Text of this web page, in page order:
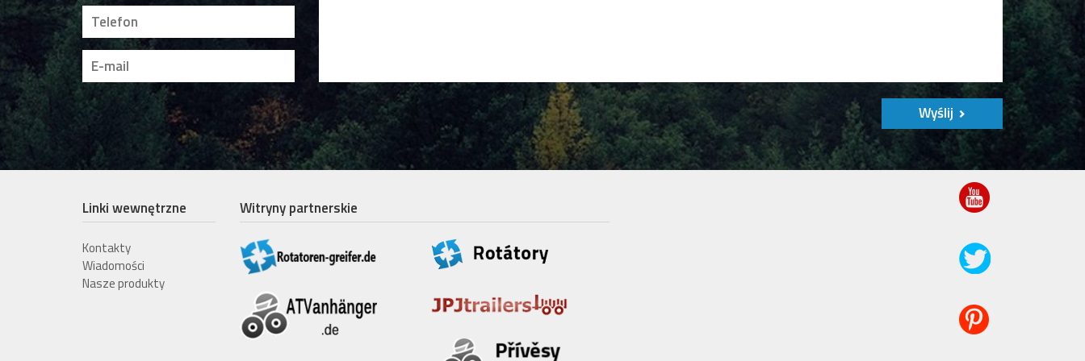
Wyślij
Linki wewnętrzne
Kontakty
Wiadomości
Nasze produkty
Witryny partnerskie